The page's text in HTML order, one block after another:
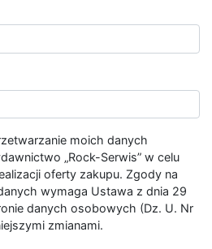
moich danych
„Rock-Serwis” w celu
oferty zakupu. Zgody na
wymaga Ustawa z dnia 29
danych osobowych (Dz. U. Nr
zmianami.